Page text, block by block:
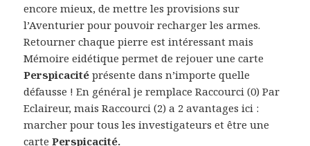
encore mieux, de mettre les provisions sur
l’Aventurier pour pouvoir recharger les armes.
Retourner chaque pierre est intéressant mais
Mémoire eidétique permet de rejouer une carte
Perspicacité présente dans n’importe quelle
défausse ! En général je remplace Raccourci (0) Par
Eclaireur, mais Raccourci (2) a 2 avantages ici :
marcher pour tous les investigateurs et être une
cartePerspicacité.